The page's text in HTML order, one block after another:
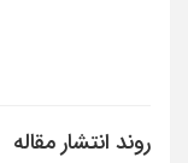
روند انتشار مقاله